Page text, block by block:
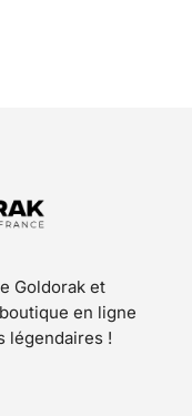
Goldorak et
en ligne
légendaires !